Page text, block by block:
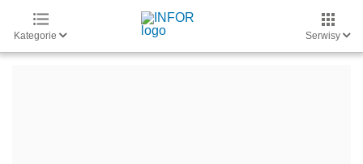
Kategorie Serwisy